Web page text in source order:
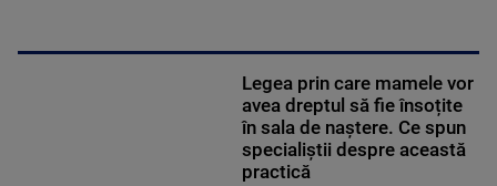
Legea prin care mamele vor
avea dreptul să fie însoțite
în sala de naștere. Ce spun
specialiștii despre această
practică